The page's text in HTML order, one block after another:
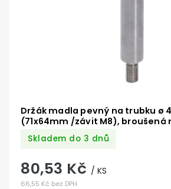
Držák madla pevný na trubku ø
(71x64mm /závit M8), broušená
/AISI304
Skladem do 3 dnů
66,55 Kč bez DPH
80,53 Kč / KS